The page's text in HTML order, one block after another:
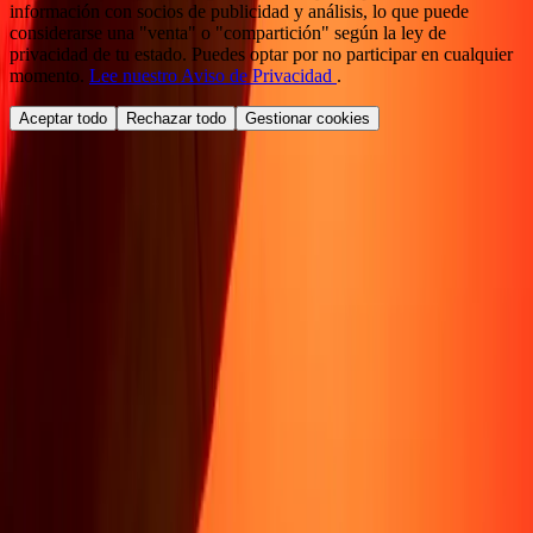
información con socios de publicidad y análisis, lo que puede
considerarse una "venta" o "compartición" según la ley de
privacidad de tu estado. Puedes optar por no participar en cualquier
momento. Lee nuestro Aviso de Privacidad .
Aceptar todo Rechazar todo Gestionar cookies